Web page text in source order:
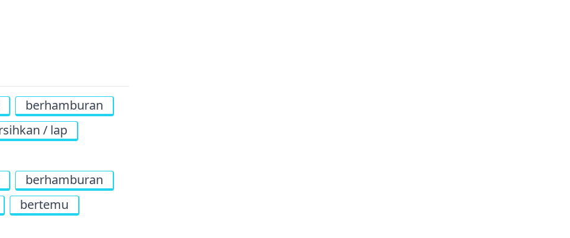
berhamburan
/ lap
berhamburan
bertemu